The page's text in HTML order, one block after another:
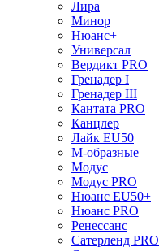
Лира
Минор
Нюанс+
Универсал
Вердикт PRO
Гренадер I
Гренадер III
Кантата PRO
Канцлер
Лайк EU50
М-образные
Модус
Модус PRO
Нюанс EU50+
Нюанс PRO
Ренессанс
Сатерленд PRO